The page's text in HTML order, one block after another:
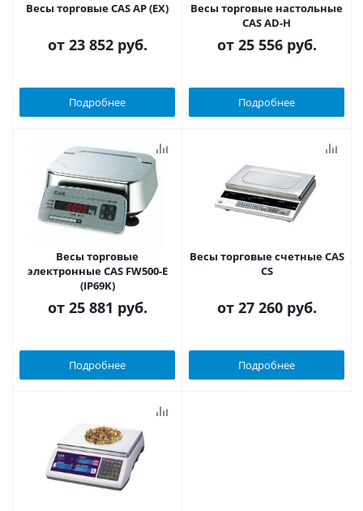
Весы торговые CAS AP (EX)
от 23 852 руб.
Подробнее
Весы торговые настольные
CAS AD-H
от 25 556 руб.
Подробнее
Весы торговые
электронные CAS FW500-E
(IP69K)
от 25 881 руб.
Подробнее
Весы торговые счетные CAS
CS
от 27 260 руб.
Подробнее